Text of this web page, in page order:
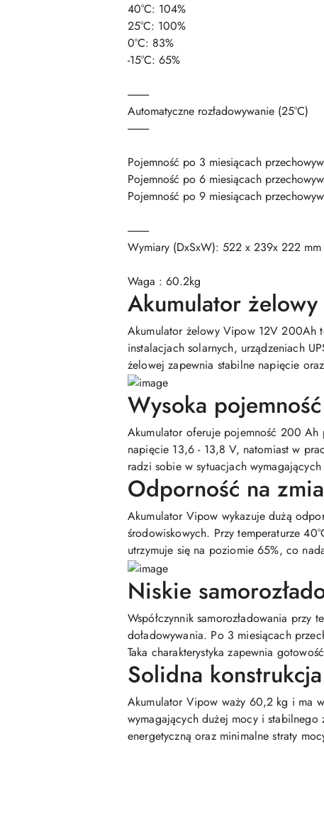
40°C: 104%
25°C: 100%
0°C: 83%
-15°C: 65%
----------
Automatyczne rozładowywanie (25°C)
----------
Pojemność po 3 miesiącach
Pojemność po 6 miesiącach
Pojemność po 9 miesiącach
----------
Wymiary (DxSxW): 522 x 239x 222
Waga : 60.2kg
Akumulator
Akumulator żelowy Vipow 12V 200Ah
instalacjach solarnych, urządzeniach
żelowej zapewnia stabilne napięcie
Wysoka
Akumulator oferuje pojemność 200 Ah
napięcie 13,6 - 13,8 V, natomiast w
radzi sobie w sytuacjach
Odporność na
Akumulator Vipow wykazuje dużą
środowiskowych. Przy temperaturze
utrzymuje się na poziomie 65%, co
Niskie
Współczynnik samorozładowania przy
doładowywania. Po 3 miesiącach
Taka charakterystyka zapewnia
Solidna
Akumulator Vipow waży 60,2 kg i ma
wymagających dużej mocy i stabilnego
energetyczną oraz minimalne straty